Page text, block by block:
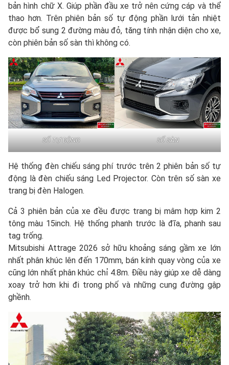
bản hình chữ X. Giúp phần đầu xe trở nên cứng cáp và thể
thao hơn. Trên phiên bản số tự động phần lưới tản nhiệt
được bổ sung 2 đường màu đỏ, tăng tính nhận diện cho xe,
còn phiên bản số sàn thì không có.
SỐ TỰ ĐỘNG SỐ SÀN
Hệ thống đèn chiếu sáng phí trước trên 2 phiên bản số tự
động là đèn chiếu sáng Led Projector. Còn trên số sàn xe
trang bị đèn Halogen.
Cả 3 phiên bản của xe đều được trang bị mâm hợp kim 2
tông màu 15inch. Hệ thống phanh trước là đĩa, phanh sau
tag trống.
Mitsubishi Attrage 2026 sở hữu khoảng sáng gầm xe lớn
nhất phân khúc lên đến 170mm, bán kính quay vòng của xe
cũng lớn nhất phân khúc chỉ 4.8m. Điều này giúp xe dễ dàng
xoay trở hơn khi đi trong phố và những cung đường gập
ghềnh.